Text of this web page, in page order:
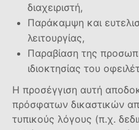
διαχειριστή,
Παράκαμψη και
λειτουργίας,
Παραβίαση της
ιδιοκτησίας του
Η προσέγγιση αυτή
πρόσφατων δικαστικών
τυπικούς λόγους (π.χ.